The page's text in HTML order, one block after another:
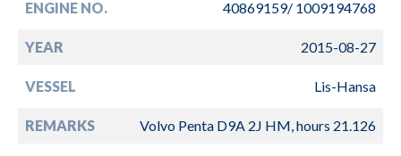
ENGINE NO. 40869159/ 1009194768
YEAR 2015-08-27
VESSEL Lis-Hansa
REMARKS Volvo Penta D9A 2J HM, hours 21.126